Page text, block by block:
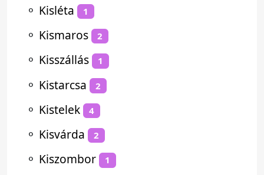
⚬ Kisléta 1
⚬ Kismaros 2
⚬ Kisszállás 1
⚬ Kistarcsa 2
⚬ Kistelek 4
⚬ Kisvárda 2
⚬ Kiszombor 1